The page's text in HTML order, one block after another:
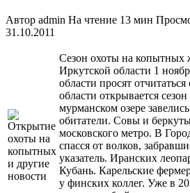
Автор admin На чтение 13 мин
31.10.2011
Сезон охоты на копытных
Иркутской области 1
области просят
области открывается
мурманском озере
обитатели. Совы и
московского метро. В
спасся от волков,
указатель. Иранских
Кубань. Карельские
у финских коллег. Уже в